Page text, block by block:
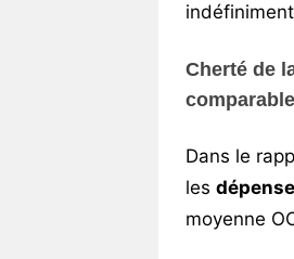
Cherté de
Dans le
les
moyenne